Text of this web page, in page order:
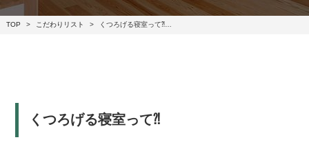
TOP こだわりリスト くつろげる寝室って⁈…
くつろげる寝室って⁈